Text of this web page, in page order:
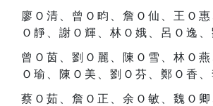
廖Ｏ清、曾Ｏ畇、詹Ｏ仙、王Ｏ
Ｏ靜、謝Ｏ輝、林Ｏ娥、呂Ｏ逸、
曾Ｏ茵、劉Ｏ麗、陳Ｏ雪、林Ｏ
Ｏ瑜、陳Ｏ美、劉Ｏ芬、鄭Ｏ香、
蔡Ｏ茹、詹Ｏ正、余Ｏ敏、魏Ｏ